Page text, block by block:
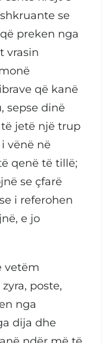
se
preken nga
vrasin
që kanë
sepse dinë
jetë një trup
vënë në
qenë të tillë;
se çfarë
i referohen
e jo
vetëm
poste,
nga
dija dhe